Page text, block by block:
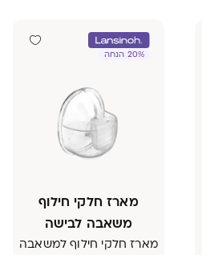
20% הנחה
מארז חלקי חילוף
משאבה לבישה
מארז חלקי חילוף למשאבה